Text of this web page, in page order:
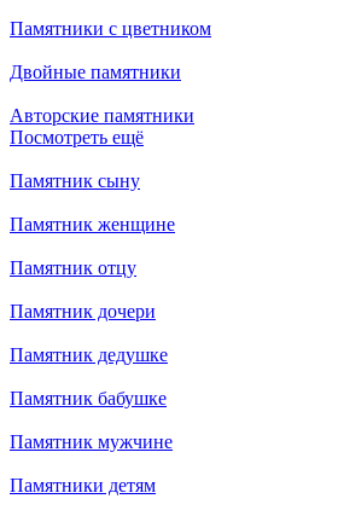
Памятники с цветником
Двойные памятники
Авторские памятники
Посмотреть ещё
Памятник сыну
Памятник женщине
Памятник отцу
Памятник дочери
Памятник дедушке
Памятник бабушке
Памятник мужчине
Памятники детям